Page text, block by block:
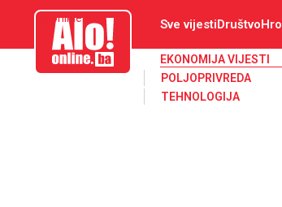
aloonline.ba Sve vijestiDruštvo
EKONOMIJA VIJESTI
POLJOPRIVREDA
TEHNOLOGIJA